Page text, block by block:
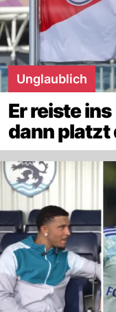
Unglaublich
Er reiste
dann platzt